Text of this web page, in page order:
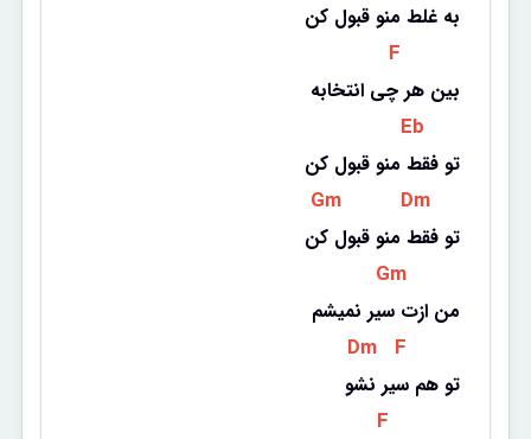
به غلط منو قبول کن
F
بین هر چی انتخابه
Eb
تو فقط منو قبول کن
Gm Dm
تو فقط منو قبول کن
Gm
من ازت سیر نمیشم
Dm F
تو هم سیر نشو
F